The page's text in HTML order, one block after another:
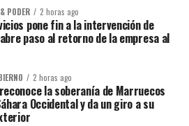
PODER 2 horas ago
pone fin a la intervención de
paso al retorno de la empresa al
2 horas ago
la soberanía de Marruecos
Occidental y da un giro a su